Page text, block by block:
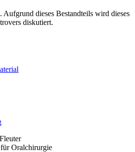
. Aufgrund dieses Bestandteils wird dieses
diskutiert.
Oralchirurgie